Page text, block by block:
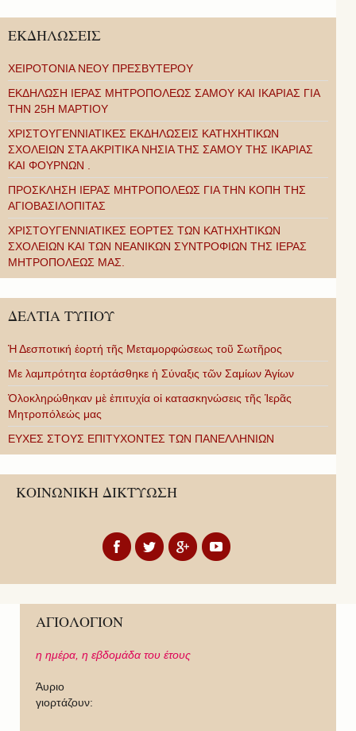
ΕΚΔΗΛΩΣΕΙΣ
ΧΕΙΡΟΤΟΝΙΑ ΝΕΟΥ ΠΡΕΣΒΥΤΕΡΟΥ
ΕΚΔΗΛΩΣΗ ΙΕΡΑΣ ΜΗΤΡΟΠΟΛΕΩΣ ΣΑΜΟΥ ΚΑΙ ΙΚΑΡΙΑΣ ΓΙΑ
ΤΗΝ 25Η ΜΑΡΤΙΟΥ
ΧΡΙΣΤΟΥΓΕΝΝΙΑΤΙΚΕΣ ΕΚΔΗΛΩΣΕΙΣ ΚΑΤΗΧΗΤΙΚΩΝ
ΣΧΟΛΕΙΩΝ ΣΤΑ ΑΚΡΙΤΙΚΑ ΝΗΣΙΑ ΤΗΣ ΣΑΜΟΥ ΤΗΣ ΙΚΑΡΙΑΣ
ΚΑΙ ΦΟΥΡΝΩΝ .
ΠΡΟΣΚΛΗΣΗ ΙΕΡΑΣ ΜΗΤΡΟΠΟΛΕΩΣ ΓΙΑ ΤΗΝ ΚΟΠΗ ΤΗΣ
ΑΓΙΟΒΑΣΙΛΟΠΙΤΑΣ
ΧΡΙΣΤΟΥΓΕΝΝΙΑΤΙΚΕΣ ΕΟΡΤΕΣ ΤΩΝ ΚΑΤΗΧΗΤΙΚΩΝ
ΣΧΟΛΕΙΩΝ ΚΑΙ ΤΩΝ ΝΕΑΝΙΚΩΝ ΣΥΝΤΡΟΦΙΩΝ ΤΗΣ ΙΕΡΑΣ
ΜΗΤΡΟΠΟΛΕΩΣ ΜΑΣ.
ΔΕΛΤΙΑ ΤΥΠΟΥ
Ἡ Δεσποτική ἑορτή τῆς Μεταμορφώσεως τοῦ Σωτῆρος
Με λαμπρότητα ἑορτάσθηκε ἡ Σύναξις τῶν Σαμίων Ἁγίων
Ὁλοκληρώθηκαν μὲ ἐπιτυχία οἱ κατασκηνώσεις τῆς Ἱερᾶς
Μητροπόλεώς μας
ΕΥΧΕΣ ΣΤΟΥΣ ΕΠΙΤΥΧΟΝΤΕΣ ΤΩΝ ΠΑΝΕΛΛΗΝΙΩΝ
ΚΟΙΝΩΝΙΚΗ ΔΙΚΤΥΩΣΗ
ΑΓΙΟΛΟΓΙΟΝ
η ημέρα, η εβδομάδα του έτους
Άυριο
γιορτάζουν: